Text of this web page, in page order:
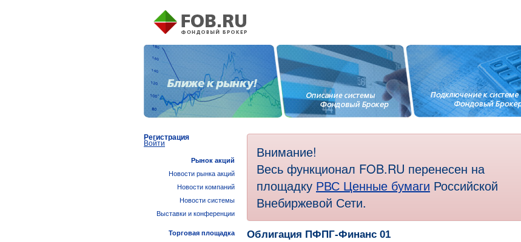
Внимание!
Весь функционал FOB.RU перенесен на
площадку РВС Ценные бумаги Российской
Внебиржевой Сети.
Облигация ПФПГ-Финанс 01
Регистрация
Войти
Рынок акций
Новости рынка акций
Новости компаний
Новости системы
Выставки и конференции
Торговая площадка